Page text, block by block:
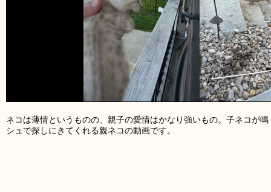
ネコは薄情というものの、親子の愛情はかなり強いもの。子ネコが
シュで探しにきてくれる親ネコの動画です。